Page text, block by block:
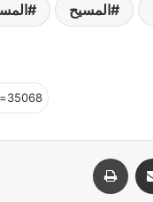
المسيح
مشاركة عبر البريد